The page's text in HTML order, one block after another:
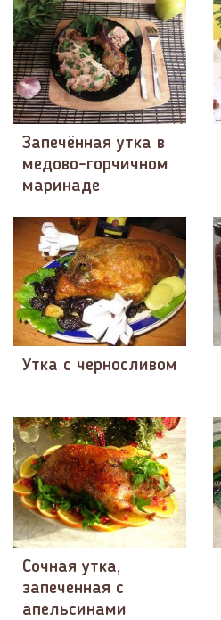
Запечённая утка в
медово-горчичном
маринаде
Утка с черносливом
Сочная утка,
запеченная с
апельсинами